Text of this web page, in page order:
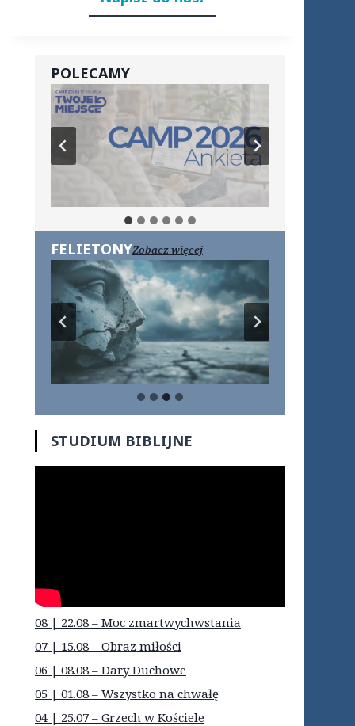
POLECAMY
FELIETONYZobacz więcej
STUDIUM BIBLIJNE
08 | 22.08 – Moc zmartwychwstania
07 | 15.08 – Obraz miłości
06 | 08.08 – Dary Duchowe
05 | 01.08 – Wszystko na chwałę
04 | 25.07 – Grzech w Kościele